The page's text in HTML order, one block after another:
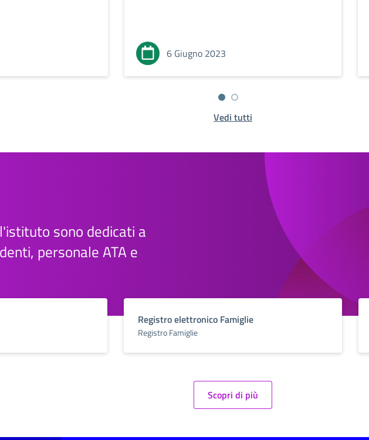
6 Giugno 2023
Vedi tutti
sono dedicati a
personale ATA e
Registro elettronico Famiglie
Registro Famiglie
Scopri di più